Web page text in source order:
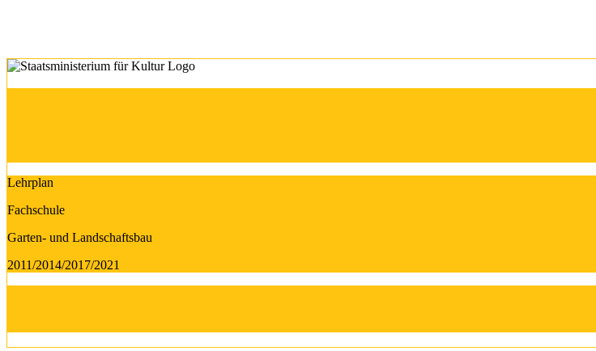
Lehrplan
Fachschule
Garten- und Landschaftsbau
2011/2014/2017/2021